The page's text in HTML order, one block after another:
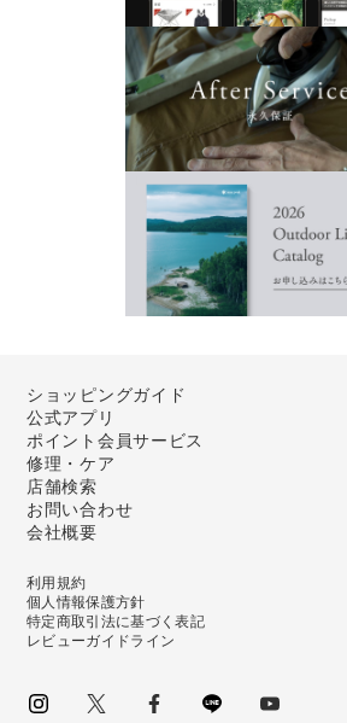
ショッピングガイド
公式アプリ
ポイント会員サービス
修理・ケア
店舗検索
お問い合わせ
会社概要
利用規約
個人情報保護方針
特定商取引法に基づく表記
レビューガイドライン